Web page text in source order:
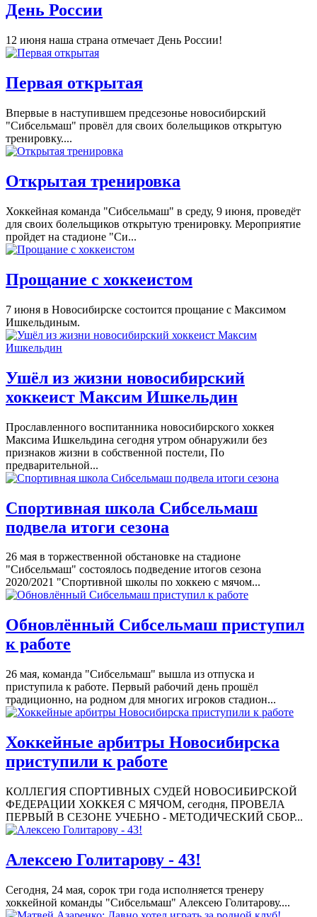
День России
12 июня наша страна отмечает День России!
Первая открытая
Впервые в наступившем предсезонье новосибирский
"Сибсельмаш" провёл для своих болельщиков открытую
тренировку....
Открытая тренировка
Хоккейная команда "Сибсельмаш" в среду, 9 июня, проведёт
для своих болельщиков открытую тренировку. Мероприятие
пройдет на стадионе "Си...
Прощание с хоккеистом
7 июня в Новосибирске состоится прощание с Максимом
Ишкельдиным.
Ушёл из жизни новосибирский
хоккеист Максим Ишкельдин
Прославленного воспитанника новосибирского хоккея
Максима Ишкельдина сегодня утром обнаружили без
признаков жизни в собственной постели, По
предварительной...
Спортивная школа Сибсельмаш
подвела итоги сезона
26 мая в торжественной обстановке на стадионе
"Сибсельмаш" состоялось подведение итогов сезона
2020/2021 "Спортивной школы по хоккею с мячом...
Обновлённый Сибсельмаш приступил
к работе
26 мая, команда "Сибсельмаш" вышла из отпуска и
приступила к работе. Первый рабочий день прошёл
традиционно, на родном для многих игроков стадион...
Хоккейные арбитры Новосибирска
приступили к работе
КОЛЛЕГИЯ СПОРТИВНЫХ СУДЕЙ НОВОСИБИРСКОЙ
ФЕДЕРАЦИИ ХОККЕЯ С МЯЧОМ, сегодня, ПРОВЕЛА
ПЕРВЫЙ В СЕЗОНЕ УЧЕБНО - МЕТОДИЧЕСКИЙ СБОР...
Алексею Голитарову - 43!
Сегодня, 24 мая, сорок три года исполняется тренеру
хоккейной команды "Сибсельмаш" Алексею Голитарову....